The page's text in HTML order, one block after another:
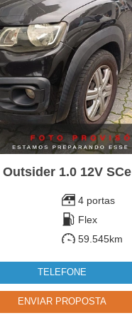
1.0 12V SCe
4 portas
Flex
59.545km
TELEFONE
ENVIAR PROPOSTA